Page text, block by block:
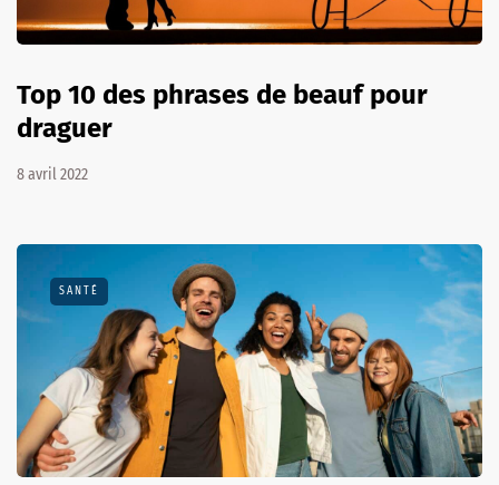
Top 10 des phrases de beauf pour
draguer
8 avril 2022
SANTÉ